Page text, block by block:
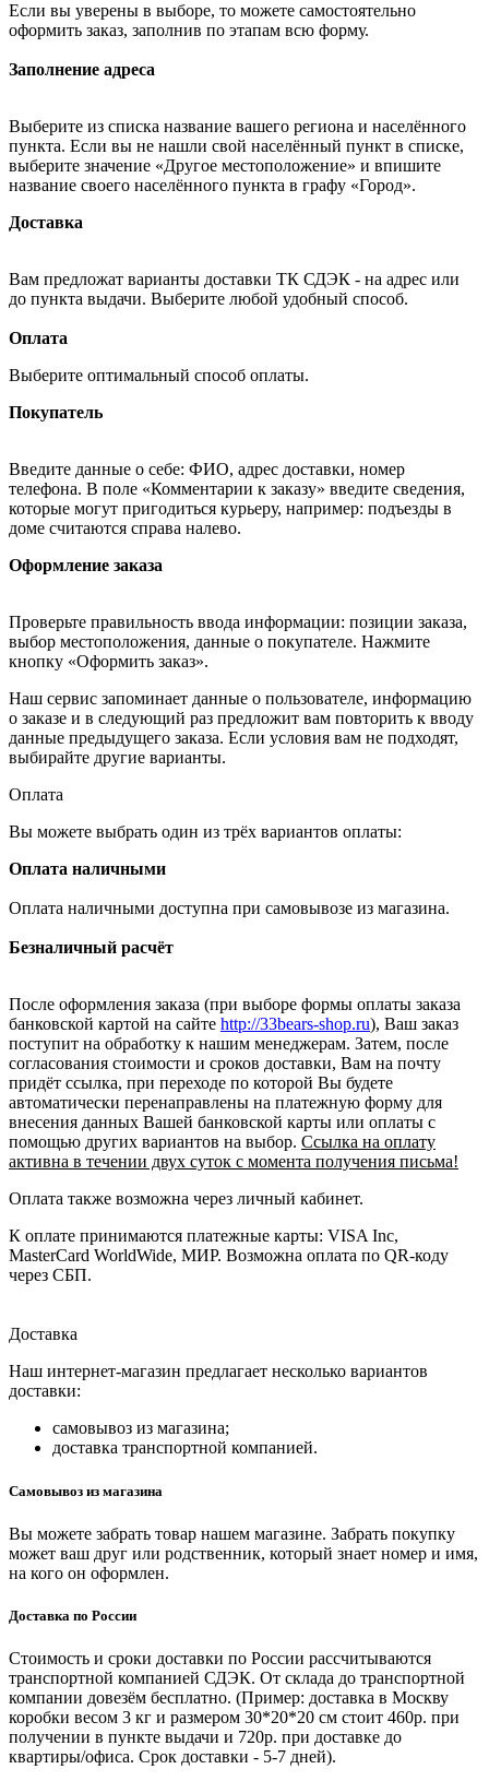
Если вы уверены в выборе, то можете самостоятельно
оформить заказ, заполнив по этапам всю форму.
Заполнение адреса
Выберите из списка название вашего региона и населённого
пункта. Если вы не нашли свой населённый пункт в списке,
выберите значение «Другое местоположение» и впишите
название своего населённого пункта в графу «Город».
Доставка
Вам предложат варианты доставки ТК СДЭК - на адрес или
до пункта выдачи. Выберите любой удобный способ.
Оплата
Выберите оптимальный способ оплаты.
Покупатель
Введите данные о себе: ФИО, адрес доставки, номер
телефона. В поле «Комментарии к заказу» введите сведения,
которые могут пригодиться курьеру, например: подъезды в
доме считаются справа налево.
Оформление заказа
Проверьте правильность ввода информации: позиции заказа,
выбор местоположения, данные о покупателе. Нажмите
кнопку «Оформить заказ».
Наш сервис запоминает данные о пользователе, информацию
о заказе и в следующий раз предложит вам повторить к вводу
данные предыдущего заказа. Если условия вам не подходят,
выбирайте другие варианты.
Оплата
Вы можете выбрать один из трёх вариантов оплаты:
Оплата наличными
Оплата наличными доступна при самовывозе из магазина.
Безналичный расчёт
После оформления заказа (при выборе формы оплаты заказа
банковской картой на сайте http://33bears-shop.ru), Ваш заказ
поступит на обработку к нашим менеджерам. Затем, после
согласования стоимости и сроков доставки, Вам на почту
придёт ссылка, при переходе по которой Вы будете
автоматически перенаправлены на платежную форму для
внесения данных Вашей банковской карты или оплаты с
помощью других вариантов на выбор. Ссылка на оплату
активна в течении двух суток с момента получения письма!
Оплата также возможна через личный кабинет.
К оплате принимаются платежные карты: VISA Inc,
MasterCard WorldWide, МИР. Возможна оплата по QR-коду
через СБП.
Доставка
Наш интернет-магазин предлагает несколько вариантов
доставки:
самовывоз из магазина;
доставка транспортной компанией.
Самовывоз из магазина
Вы можете забрать товар нашем магазине. Забрать покупку
может ваш друг или родственник, который знает номер и имя,
на кого он оформлен.
Доставка по России
Стоимость и сроки доставки по России рассчитываются
транспортной компанией СДЭК. От склада до транспортной
компании довезём бесплатно. (Пример: доставка в Москву
коробки весом 3 кг и размером 30*20*20 см стоит 460р. при
получении в пункте выдачи и 720р. при доставке до
квартиры/офиса. Срок доставки - 5-7 дней).